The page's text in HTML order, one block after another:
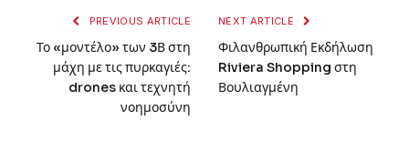
PREVIOUS ARTICLE
Το «μοντέλο» των 3Β στη
μάχη με τις πυρκαγιές:
drones και τεχνητή
νοημοσύνη
NEXT ARTICLE
Φιλανθρωπική Εκδήλωση
Riviera Shopping στη
Βουλιαγμένη